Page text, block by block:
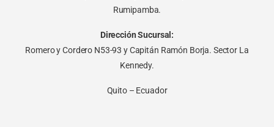
Rumipamba.
Dirección Sucursal:
Romero y Cordero N53-93 y Capitán Ramón Borja. Sector La
Kennedy.
Quito – Ecuador